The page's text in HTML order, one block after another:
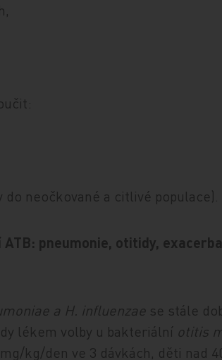
neočkované a citlivé populace).
pneumonie, otitidy,
a H. influenzae se stále
lékem volby u bakteriální otitis
kg/den ve 3 dávkách, děti nad